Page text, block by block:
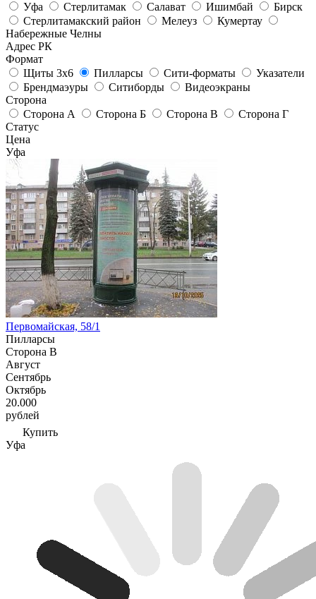
Уфа
Стерлитамак Салават Ишимбай
Бирск
Стерлитамакский район
Мелеуз
Кумертау
Набережные Челны
Адрес РК
Формат
Щиты 3х6
Пилларсы Сити-форматы
Указатели
Брендмаэуры
Ситиборды
Видеоэкраны
Сторона
Сторона А
Сторона Б Сторона В
Сторона Г
Статус
Цена
Уфа
Первомайская, 58/1
Пилларсы
Сторона В
Август
Сентябрь
Октябрь
20.000
рублей
Купить
Уфа